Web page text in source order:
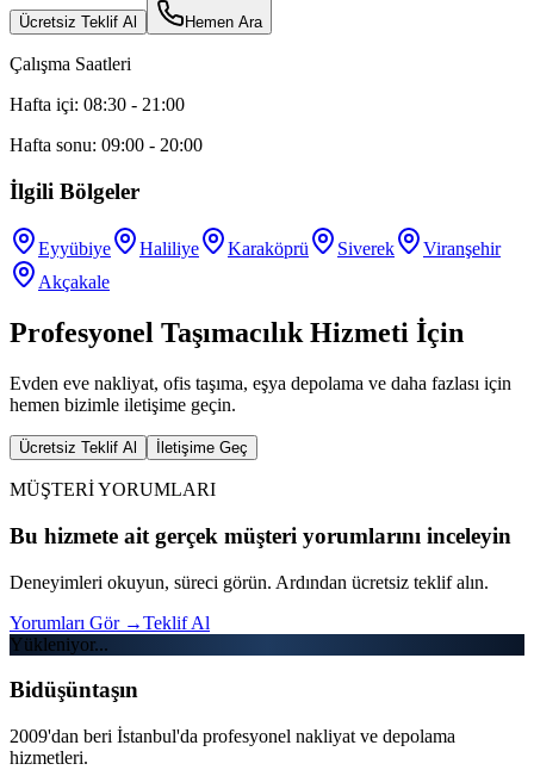
Ücretsiz Teklif Al Hemen Ara
Çalışma Saatleri
Hafta içi: 08:30 - 21:00
Hafta sonu: 09:00 - 20:00
İlgili Bölgeler
Eyyübiye Haliliye Karaköprü Siverek
Viranşehir
Akçakale
Profesyonel Taşımacılık Hizmeti İçin
Evden eve nakliyat, ofis taşıma, eşya depolama ve daha fazlası için
hemen bizimle iletişime geçin.
Ücretsiz Teklif Al İletişime Geç
MÜŞTERİ YORUMLARI
Bu hizmete ait gerçek müşteri yorumlarını inceleyin
Deneyimleri okuyun, süreci görün. Ardından ücretsiz teklif alın.
Yorumları Gör →Teklif Al
Yükleniyor...
Bidüşüntaşın
2009'dan beri İstanbul'da profesyonel nakliyat ve depolama
hizmetleri.